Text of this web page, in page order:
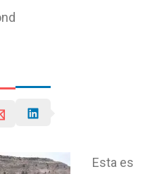
Esta es